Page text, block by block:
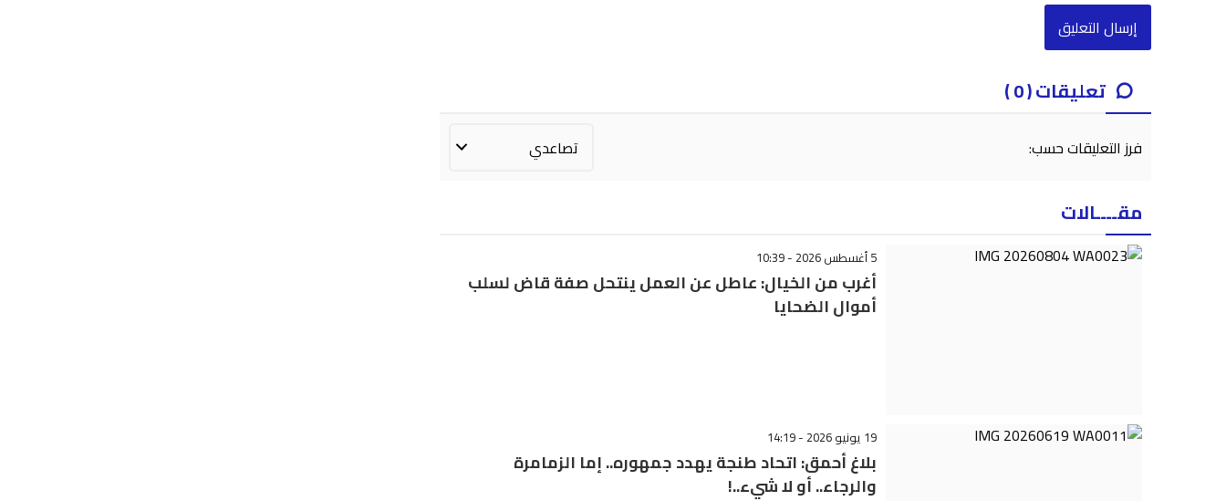
تعليقات ( 0 )
فرز التعليقات حسب:
مقــــالات
5 أغسطس 2026 - 10:39
أغرب من الخيال: عاطل عن العمل ينتحل صفة قاض لسلب
أموال الضحايا
19 يونيو 2026 - 14:19
بلاغ أحمق: اتحاد طنجة يهدد جمهوره.. إما الزمامرة
والرجاء.. أو لا شيء..!